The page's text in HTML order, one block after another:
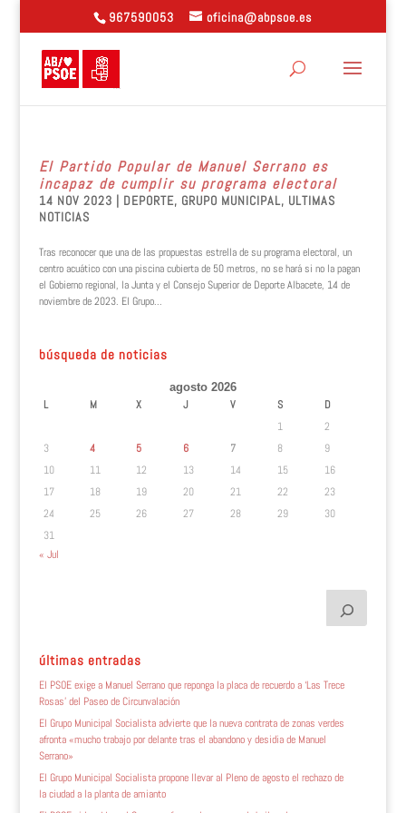
967590053 oficina@abpsoe.es
El Partido Popular de Manuel Serrano es
incapaz de cumplir su programa electoral
14 NOV 2023 | DEPORTE, GRUPO MUNICIPAL, ULTIMAS
NOTICIAS
Tras reconocer que una de las propuestas estrella de su programa electoral, un
centro acuático con una piscina cubierta de 50 metros, no se hará si no la pagan
el Gobierno regional, la Junta y el Consejo Superior de Deporte Albacete, 14 de
noviembre de 2023. El Grupo...
búsqueda de noticias
agosto 2026
L M X J V S
D
1
2
3
4 5 6 7 8
9
10
11 12 13 14 15
16
17
18 19 20 21 22
23
24
25 26 27 28 29
30
31
« Jul
últimas entradas
El PSOE exige a Manuel Serrano que reponga la placa de recuerdo a ‘Las Trece
Rosas’ del Paseo de Circunvalación
El Grupo Municipal Socialista advierte que la nueva contrata de zonas verdes
afronta «mucho trabajo por delante tras el abandono y desidia de Manuel
Serrano»
El Grupo Municipal Socialista propone llevar al Pleno de agosto el rechazo de
la ciudad a la planta de amianto